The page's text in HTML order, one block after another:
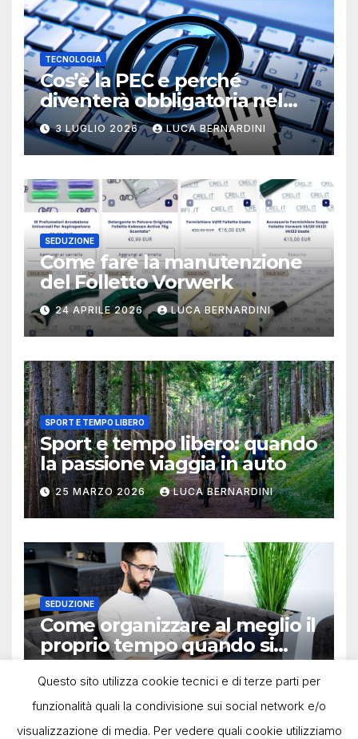
TECNOLOGIA
Cos’è la PEC e perché
diventerà obbligatoria nel
2026?
3 LUGLIO 2026 LUCA BERNARDINI
SEDUZIONE
Come fare la manutenzione
del Folletto Vorwerk
24 APRILE 2026 LUCA BERNARDINI
SPORT E TEMPO LIBERO
Sport e tempo libero: quando
la passione viaggia in auto
25 MARZO 2026 LUCA BERNARDINI
SEDUZIONE
Come organizzare al meglio il
proprio tempo quando si
lavora in autonomia
Questo sito utilizza cookie tecnici e di terze parti per
funzionalità quali la condivisione sui social network e/o
visualizzazione di media. Per vedere quali cookie utilizziamo